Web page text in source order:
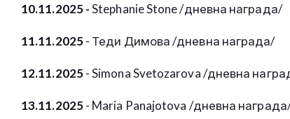
10.11.2025 -Stephanie Stone /дневна награда/
11.11.2025- Теди Димова /дневна награда/
12.11.2025- Simona Svetozarova /дневна
13.11.2025- Maria Panajotova /дневна